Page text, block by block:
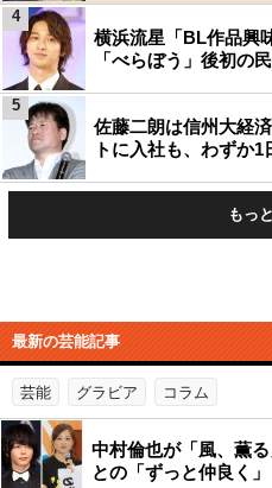
横浜流星「BL作品興
「べらぼう」後初の
4
佐藤二朗は信州大経
トに入社も、わずか
5
もっ
最新の芸能記事
芸能 グラビア コラム
中村倫也が「風、薫
との「ずっと仲良く